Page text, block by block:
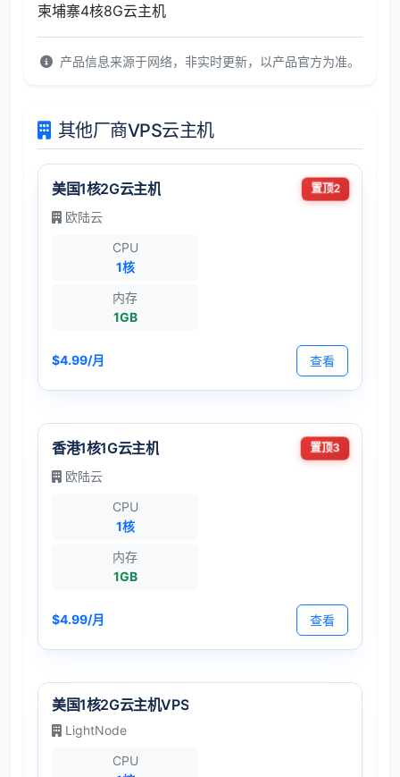
柬埔寨4核8G云主机
产品信息来源于网络，非实时更新，以产品官方为准。
其他厂商VPS云主机
美国1核2G云主机 置顶2
欧陆云
CPU
1核
内存
1GB
$4.99/月 查看
香港1核1G云主机 置顶3
欧陆云
CPU
1核
内存
1GB
$4.99/月 查看
美国1核2G云主机VPS
LightNode
CPU